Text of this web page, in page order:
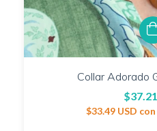
Collar Adorado
$33.49 USD con